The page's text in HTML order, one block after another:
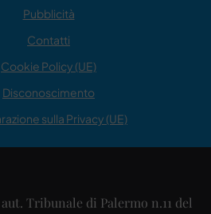
Pubblicità
Contatti
Cookie Policy (UE)
Disconoscimento
sulla Privacy (UE)
Tribunale di Palermo n.11 del